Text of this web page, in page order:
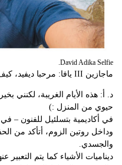
David Adika Selfie.
ماجازين III يافا: مرحبا ديفيد، كيف حالك هذه الأيام؟
د. أ: هذه الأيام الغريبة، لكنني
حيوي من المنزل :)
في أكاديمية بتسلئيل للفنون –
والجسدي.
ديناميات الأشياء كما يتم التعبير